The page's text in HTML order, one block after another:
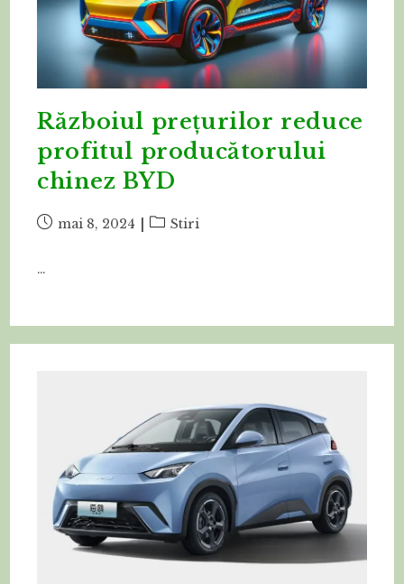
Războiul prețurilor reduce
profitul producătorului
chinez BYD
Postmai 8, 2024
PostStiri
…